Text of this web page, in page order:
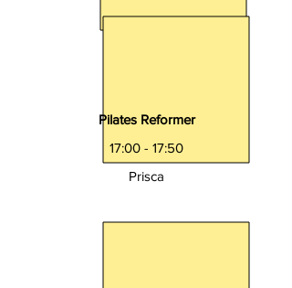
Pilates Reformer
17:00 - 17:50
Prisca